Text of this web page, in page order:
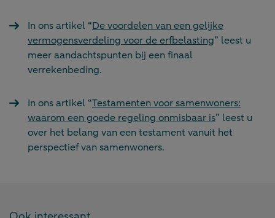
In ons artikel “De voordelen van een gelijke
vermogensverdeling voor de erfbelasting” leest u
meer aandachtspunten bij een finaal
verrekenbeding.
In ons artikel “Testamenten voor samenwoners:
waarom een goede regeling onmisbaar is” leest u
over het belang van een testament vanuit het
perspectief van samenwoners.